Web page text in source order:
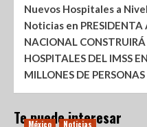
Nuevos Hospitales a
Noticias en
NACIONAL
HOSPITALES DEL IMSS
MILLONES DE PERSONAS
Te puede interesar
México Noticias